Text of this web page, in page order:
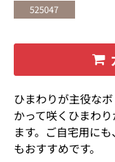
525047
ひまわりが主役な
かって咲くひまわ
ます。ご自宅用に
もおすすめです。